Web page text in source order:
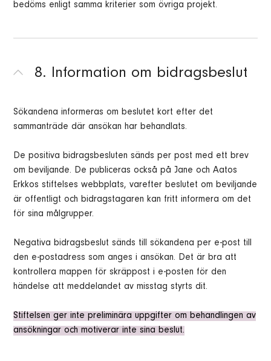
bedöms enligt samma kriterier som övriga projekt.
8. Information om bidragsbeslut
Sökandena informeras om beslutet kort efter det
sammanträde där ansökan har behandlats.
De positiva bidragsbesluten sänds per post med ett brev
om beviljande. De publiceras också på Jane och Aatos
Erkkos stiftelses webbplats, varefter beslutet om beviljande
är offentligt och bidragstagaren kan fritt informera om det
för sina målgrupper.
Negativa bidragsbeslut sänds till sökandena per e-post till
den e-postadress som anges i ansökan. Det är bra att
kontrollera mappen för skräppost i e-posten för den
händelse att meddelandet av misstag styrts dit.
Stiftelsen ger inte preliminära uppgifter om behandlingen av
ansökningar och motiverar inte sina beslut.